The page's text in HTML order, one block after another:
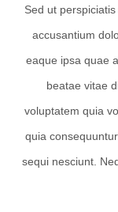
Sed ut
accusantium
eaque ipsa quae
beatae vitae
voluptatem quia
quia
sequi nesciunt.